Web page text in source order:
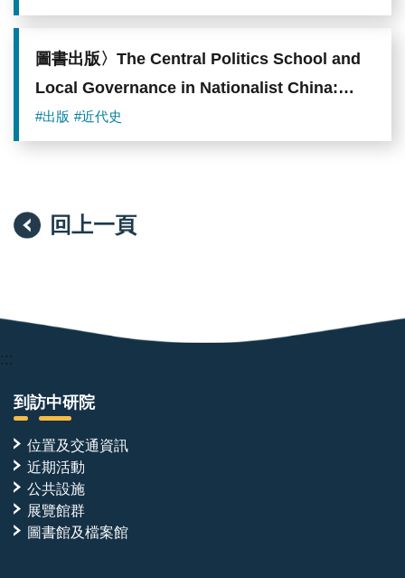
圖書出版〉The Central Politics School and
Local Governance in Nationalist China:
Toward a Statecraft beyond Science
#出版 #近代史
回上一頁
:::
到訪中研院
位置及交通資訊
近期活動
公共設施
展覽館群
圖書館及檔案館